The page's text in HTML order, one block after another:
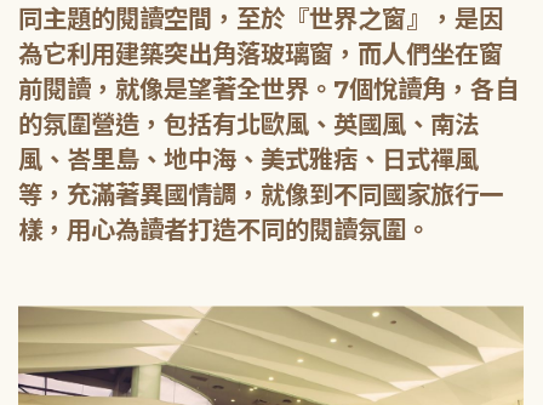
同主題的閱讀空間，至於『世界之窗』，是因
為它利用建築突出角落玻璃窗，而人們坐在窗
前閱讀，就像是望著全世界。7個悅讀角，各自
的氛圍營造，包括有北歐風、英國風、南法
風、峇里島、地中海、美式雅痞、日式禪風
等，充滿著異國情調，就像到不同國家旅行一
樣，用心為讀者打造不同的閱讀氛圍。